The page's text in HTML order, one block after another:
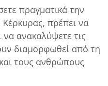
πραγματικά την
πρέπει να
να ανακαλύψετε τις
διαμορφωθεί από τη
τους ανθρώπους